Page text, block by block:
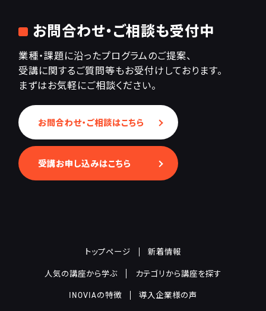
お問合わせ・ご相談も受付中
業種・課題に沿ったプログラムのご提案、
受講に関するご質問等もお受付けしております。
まずはお気軽にご相談ください。
お問合わせ・ご相談はこちら
受講お申し込みはこちら
トップページ 新着情報
人気の講座から学ぶ カテゴリから講座を探す
INOVIAの特徴 導入企業様の声